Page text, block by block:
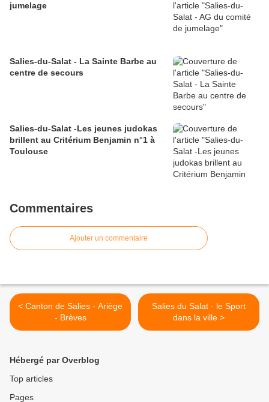
jumelage
Salies-du-Salat - La Sainte Barbe au
centre de secours
Salies-du-Salat -Les jeunes judokas
brillent au Critérium Benjamin n°1 à
Toulouse
Commentaires
Ajouter un commentaire
< Canton de Salies - Ariège
- Brèves
Salies du Salat - le Sport
dans la ville >
Hébergé par Overblog
Top articles
Pages